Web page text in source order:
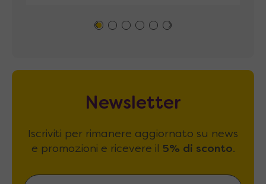
Newsletter
Iscriviti per rimanere aggiornato su news
e promozioni e ricevere il 5% di sconto.